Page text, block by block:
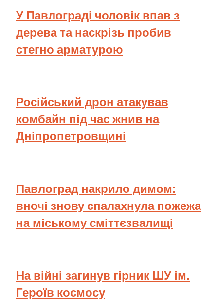
У Павлограді чоловік впав з
дерева та наскрізь пробив
стегно арматурою
Російський дрон атакував
комбайн під час жнив на
Дніпропетровщині
Павлоград накрило димом:
вночі знову спалахнула пожежа
на міському сміттєзвалищі
На війні загинув гірник ШУ ім.
Героїв космосу